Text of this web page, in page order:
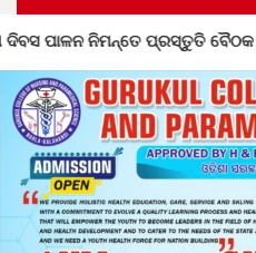
ଲୋକଙ୍କ ଦୁଆରେ